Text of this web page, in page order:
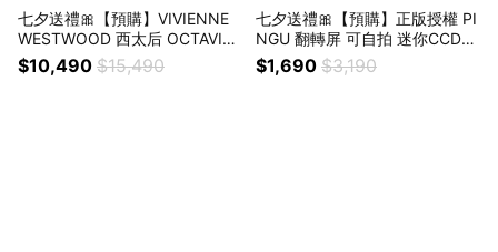
七夕送禮🎀【預購】VIVIENNE
WESTWOOD 西太后 OCTAVIE
帶鑽 蝴蝶結 土星 手鍊 女款 二色
送禮推薦💝 生日禮物 情人節禮
$10,490 $15,490
七夕送禮🎀【預購】正版授權 PI
NGU 翻轉屏 可自拍 迷你CCD相
機 生日快樂 生日禮物 情人節禮
物
$1,690 $3,190